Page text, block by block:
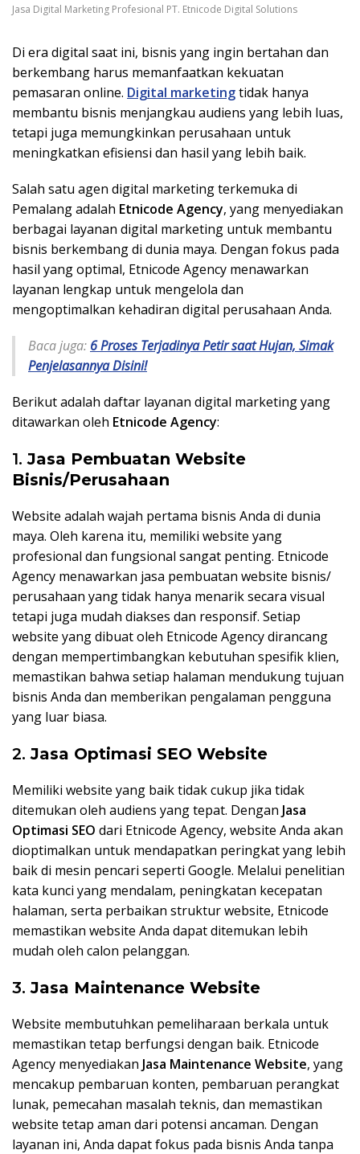
Jasa Digital Marketing Profesional PT. Etnicode Digital Solutions
Di era digital saat ini, bisnis yang ingin bertahan dan
berkembang harus memanfaatkan kekuatan
pemasaran online. Digital marketingtidak hanya
membantu bisnis menjangkau audiens yang lebih luas,
tetapi juga memungkinkan perusahaan untuk
meningkatkan efisiensi dan hasil yang lebih baik.
Salah satu agen digital marketing terkemuka di
Pemalang adalah Etnicode Agency, yang menyediakan
berbagai layanan digital marketing untuk membantu
bisnis berkembang di dunia maya. Dengan fokus pada
hasil yang optimal, Etnicode Agency menawarkan
layanan lengkap untuk mengelola dan
mengoptimalkan kehadiran digital perusahaan Anda.
Baca juga: 6 Proses Terjadinya Petir saat Hujan, Simak
Penjelasannya Disini!
Berikut adalah daftar layanan digital marketing yang
ditawarkan oleh Etnicode Agency:
1.Jasa Pembuatan Website
Bisnis/Perusahaan
Website adalah wajah pertama bisnis Anda di dunia
maya. Oleh karena itu, memiliki website yang
profesional dan fungsional sangat penting. Etnicode
Agency menawarkan jasa pembuatan website bisnis/
perusahaan yang tidak hanya menarik secara visual
tetapi juga mudah diakses dan responsif. Setiap
website yang dibuat oleh Etnicode Agency dirancang
dengan mempertimbangkan kebutuhan spesifik klien,
memastikan bahwa setiap halaman mendukung tujuan
bisnis Anda dan memberikan pengalaman pengguna
yang luar biasa.
2.Jasa Optimasi SEO Website
Memiliki website yang baik tidak cukup jika tidak
ditemukan oleh audiens yang tepat. Dengan Jasa
Optimasi SEO dari Etnicode Agency, website Anda akan
dioptimalkan untuk mendapatkan peringkat yang lebih
baik di mesin pencari seperti Google. Melalui penelitian
kata kunci yang mendalam, peningkatan kecepatan
halaman, serta perbaikan struktur website, Etnicode
memastikan website Anda dapat ditemukan lebih
mudah oleh calon pelanggan.
3.Jasa Maintenance Website
Website membutuhkan pemeliharaan berkala untuk
memastikan tetap berfungsi dengan baik. Etnicode
Agency menyediakan Jasa Maintenance Website, yang
mencakup pembaruan konten, pembaruan perangkat
lunak, pemecahan masalah teknis, dan memastikan
website tetap aman dari potensi ancaman. Dengan
layanan ini, Anda dapat fokus pada bisnis Anda tanpa